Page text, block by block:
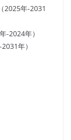
2025年-2031
-2024年）
年）